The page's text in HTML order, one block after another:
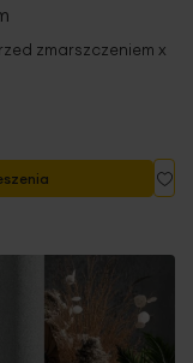
zmarszczeniem x